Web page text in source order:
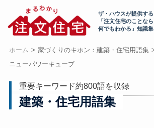
ザ・ハウスが提供する
「注文住宅のことなら
何でもわかる」知識集
ホーム 家づくりのキホン：建築・住宅用語集
ニューパワーキューブ
重要キーワード約800語を収録
建築・住宅用語集